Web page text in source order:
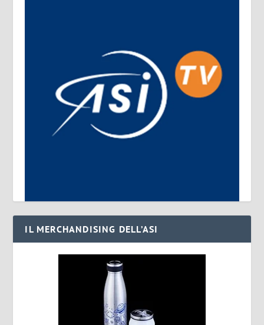
IL MERCHANDISING DELL’ASI